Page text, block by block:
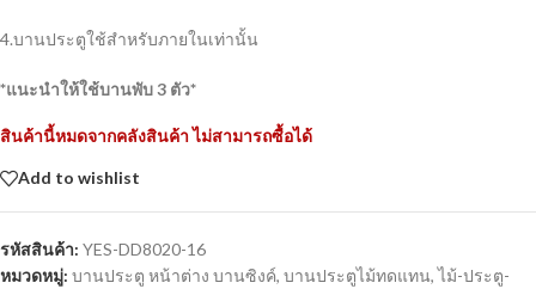
4.บานประตูใช้สำหรับภายในเท่านั้น
*แนะนำให้ใช้บานพับ 3 ตัว*
สินค้านี้หมดจากคลังสินค้า ไม่สามารถซื้อได้
Add to wishlist
รหัสสินค้า: YES-DD8020-16
หมวดหมู่: บานประตู หน้าต่าง บานซิงค์, บานประตูไม้ทดแทน, ไม้-ประตู-